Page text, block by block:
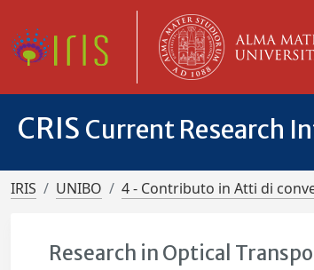
CRIS Current Research
IRIS UNIBO 4 - Contributo in Atti di
Research in Optical